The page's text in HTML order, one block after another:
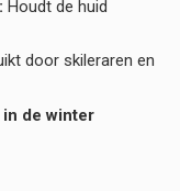
Houdt de huid
door skileraren en
de winter